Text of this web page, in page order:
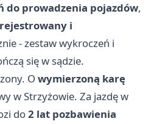
do prowadzenia pojazdów,
i
- zestaw wykroczeń i
się w sądzie.
O wymierzoną karę
w Strzyżowie. Za jazdę w
do2 lat pozbawienia